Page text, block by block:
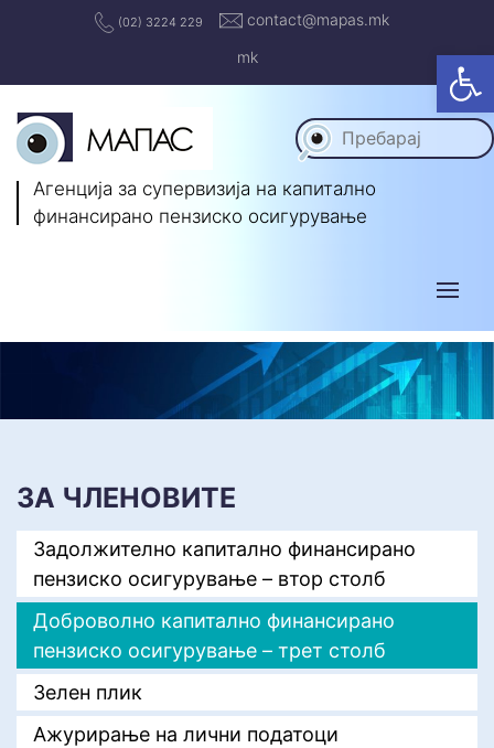
(02) 3224 229
contact@mapas.mk
mk
Агенција за супервизија на капитално
финансирано пензиско осигурување
ЗА ЧЛЕНОВИТЕ
Задолжително капитално финансирано
пензиско осигурување – втор столб
Доброволно капитално финансирано
пензиско осигурување – трет столб
Зелен плик
Ажурирање на лични податоци